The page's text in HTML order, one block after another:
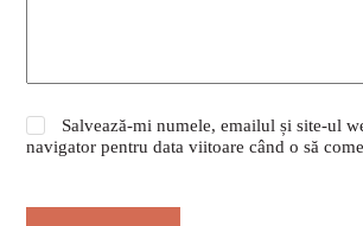
Salvează-mi numele, emailul și site-ul
navigator pentru data viitoare când o să